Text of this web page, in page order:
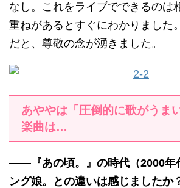
なし。これをライブでできるのは
重ねがあるとすぐにわかりました
だと、尊敬の念が湧きました。
あややは「圧倒的に歌がうま
楽曲は…
——『あの頃。』の時代（2000年
ング娘。との違いは感じましたか